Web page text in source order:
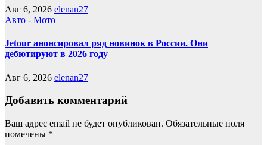
Авг 6, 2026 elenan27
Авто - Мото
Jetour анонсировал ряд новинок в России. Они
дебютируют в 2026 году
Авг 6, 2026 elenan27
Добавить комментарий
Ваш адрес email не будет опубликован. Обязательные поля
помечены *